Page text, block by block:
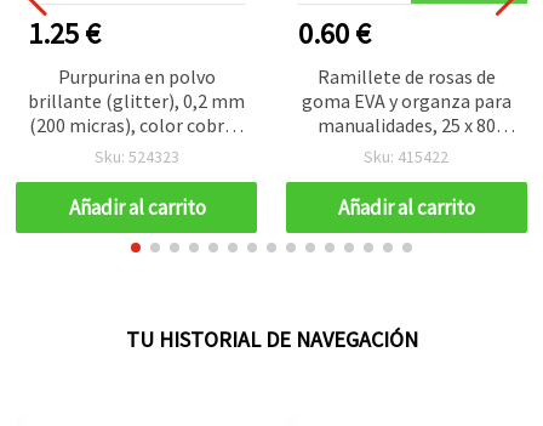
1.25 €
Purpurina en polvo
brillante (glitter), 0,2 mm
(200 micras), color cobre -
15 ml (≈12 g)
Sku: 524323
Añadir al carrito
0.60 €
Ramillete de rosas de
goma EVA y organza para
manualidades, 25 x 80
mm, color champán - 12
Sku: 415422
Añadir al carrito
TU HISTORIAL DE NAVEGACIÓN